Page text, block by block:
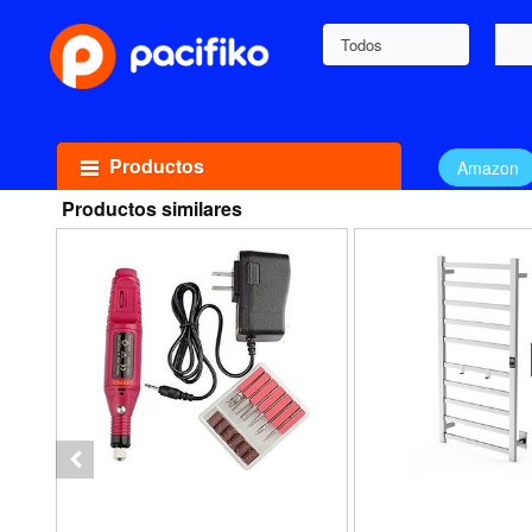
Todos
Productos Amazon
Productos similares